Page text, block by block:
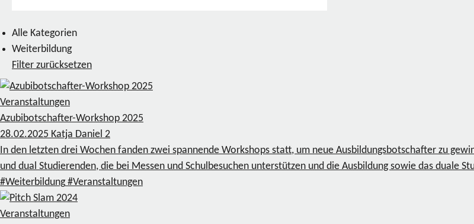
Alle Kategorien
Weiterbildung
Filter zurücksetzen
Veranstaltungen
Azubibotschafter-Workshop 2025
28.02.2025 Katja Daniel 2
In den letzten drei Wochen fanden zwei spannende Workshops statt, um neue Ausbildungsbotschafter zu
und dual Studierenden, die bei Messen und Schulbesuchen unterstützen und die Ausbildung sowie das duale
#Weiterbildung #Veranstaltungen
Veranstaltungen